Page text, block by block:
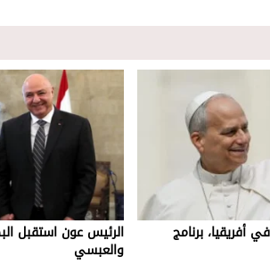
أفريقيا، برنامج الرئيس عون استقبل
والعبسي